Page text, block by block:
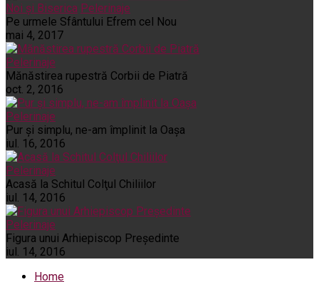
Noi și Biserica Pelerinaje
Pe urmele Sfântului Efrem cel Nou
mai 4, 2017
Pelerinaje
Mănăstirea rupestră Corbii de Piatră
oct. 2, 2016
Pelerinaje
Pur şi simplu, ne-am împlinit la Oaşa
iul. 16, 2016
Pelerinaje
Acasă la Schitul Colţul Chiliilor
iul. 14, 2016
Pelerinaje
Figura unui Arhiepiscop Preşedinte
iul. 14, 2016
Home